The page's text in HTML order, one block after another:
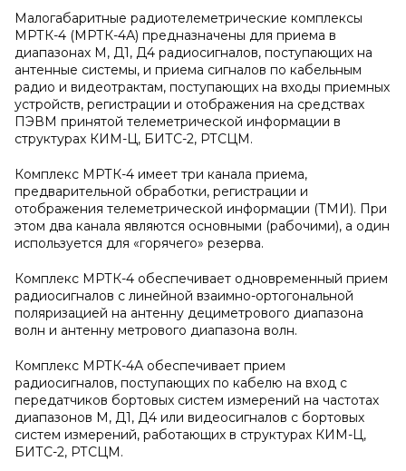
Малогабаритные радиотелеметрические комплексы
МРТК-4 (МРТК-4А) предназначены для приема в
диапазонах М, Д1, Д4 радиосигналов, поступающих на
антенные системы, и приема сигналов по кабельным
радио и видеотрактам, поступающих на входы приемных
устройств, регистрации и отображения на средствах
ПЭВМ принятой телеметрической информации в
структурах КИМ-Ц, БИТС-2, РТСЦМ.
Комплекс МРТК-4 имеет три канала приема,
предварительной обработки, регистрации и
отображения телеметрической информации (ТМИ). При
этом два канала являются основными (рабочими), а один
используется для «горячего» резерва.
Комплекс МРТК-4 обеспечивает одновременный прием
радиосигналов с линейной взаимно-ортогональной
поляризацией на антенну дециметрового диапазона
волн и антенну метрового диапазона волн.
Комплекс МРТК-4А обеспечивает прием
радиосигналов, поступающих по кабелю на вход с
передатчиков бортовых систем измерений на частотах
диапазонов М, Д1, Д4 или видеосигналов с бортовых
систем измерений, работающих в структурах КИМ-Ц,
БИТС-2, РТСЦМ.